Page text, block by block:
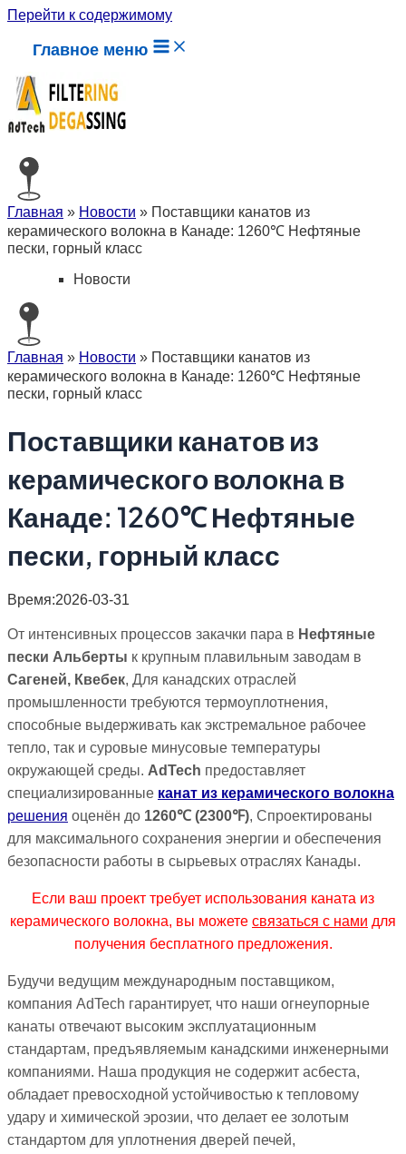
Перейти к содержимому
Главное меню
Главная » Новости » Поставщики канатов из
керамического волокна в Канаде: 1260℃ Нефтяные
пески, горный класс
Новости
Главная » Новости » Поставщики канатов из
керамического волокна в Канаде: 1260℃ Нефтяные
пески, горный класс
Поставщики канатов из
керамического волокна в
Канаде: 1260℃ Нефтяные
пески, горный класс
Время:2026-03-31
От интенсивных процессов закачки пара в Нефтяные
пески Альберты к крупным плавильным заводам в
Сагеней, Квебек, Для канадских отраслей
промышленности требуются термоуплотнения,
способные выдерживать как экстремальное рабочее
тепло, так и суровые минусовые температуры
окружающей среды. AdTech предоставляет
специализированные канат из керамического волокна
решения оценён до 1260℃ (2300℉), Спроектированы
для максимального сохранения энергии и обеспечения
безопасности работы в сырьевых отраслях Канады.
Если ваш проект требует использования каната из
керамического волокна, вы можете связаться с нами для
получения бесплатного предложения.
Будучи ведущим международным поставщиком,
компания AdTech гарантирует, что наши огнеупорные
канаты отвечают высоким эксплуатационным
стандартам, предъявляемым канадскими инженерными
компаниями. Наша продукция не содержит асбеста,
обладает превосходной устойчивостью к тепловому
удару и химической эрозии, что делает ее золотым
стандартом для уплотнения дверей печей,